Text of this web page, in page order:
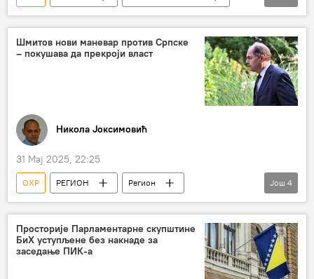
Анализе и мишљења
Босна и Херцеговина (БиХ)
Република Српска (РС)
Милорад Додик
Шмитов нови маневар против Српске
– покушава да прекроји власт
Никола Јоксимовић
31 Мај 2025, 22:25
ОХР РЕГИОН
Регион
Регион – политика
Кристијан Шмит
Република Српска (РС)
Босна и Херцеговина (БиХ)
Још 4
Просторије Парламентарне скупштине
БиХ уступљене без накнаде за
заседање ПИК-а